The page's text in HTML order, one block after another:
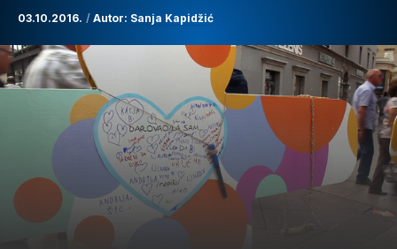
03.10.2016. Autor: Sanja Kapidžić